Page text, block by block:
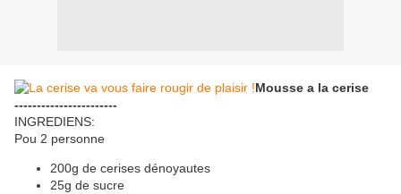
Mousse a la cerise
-----------------------
INGREDIENS:
Pou 2 personne
200g de cerises dénoyautes
25g de sucre